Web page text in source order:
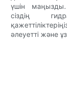
үшін маңызды.
сіздің
әлеуетті және